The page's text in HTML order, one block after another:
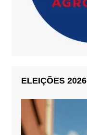
ELEIÇÕES 2026